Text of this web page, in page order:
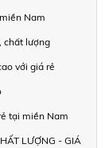
Nam
chất lượng
với giá rẻ
tại miền Nam
LƯỢNG - GIÁ